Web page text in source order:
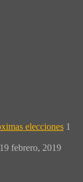
elecciones 1
19 febrero, 2019